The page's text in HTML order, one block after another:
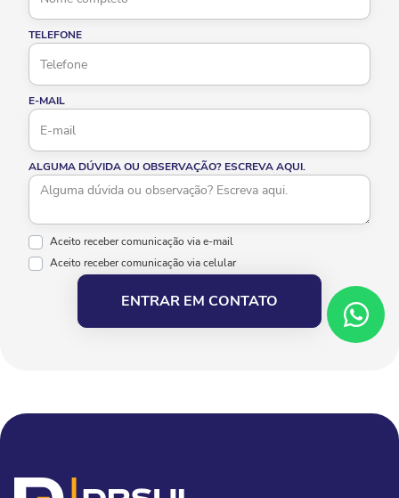
TELEFONE
E-MAIL
ALGUMA DÚVIDA OU OBSERVAÇÃO? ESCREVA AQUI.
Aceito receber comunicação via e-mail
Aceito receber comunicação via celular
ENTRAR EM CONTATO